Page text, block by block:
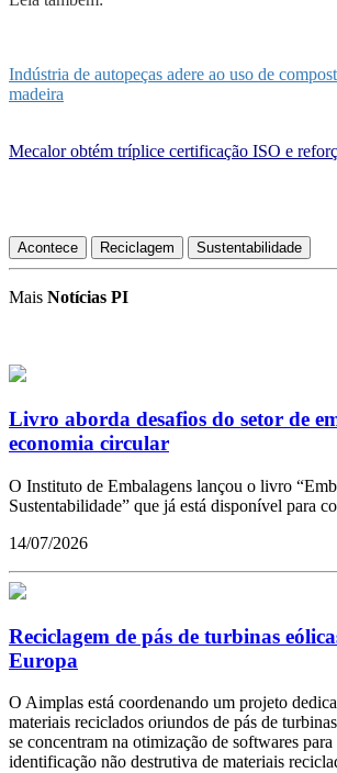
Indústria de autopeças adere ao uso de
madeira
Mecalor obtém tríplice certificação ISO e
Acontece Reciclagem Sustentabilidade
Mais Notícias PI
Livro aborda desafios do setor de
economia circular
O Instituto de Embalagens lançou o livro
Sustentabilidade” que já está disponível para
14/07/2026
Reciclagem de pás de turbinas
Europa
O Aimplas está coordenando um projeto
materiais reciclados oriundos de pás de
se concentram na otimização de softwares
identificação não destrutiva de materiais